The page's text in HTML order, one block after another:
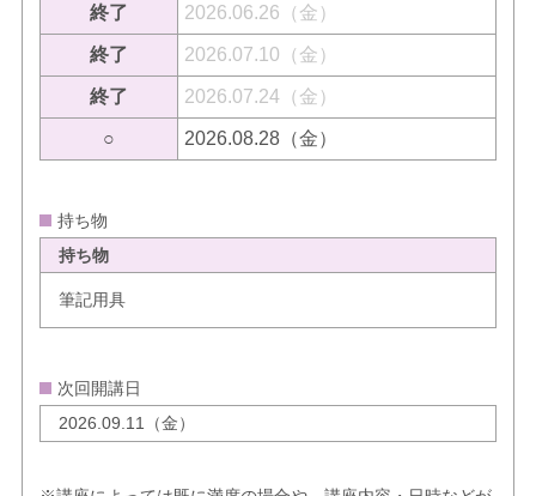
終了 2026.06.26（金）
終了 2026.07.10（金）
終了 2026.07.24（金）
○ 2026.08.28（金）
持ち物
持ち物
筆記用具
次回開講日
2026.09.11（金）